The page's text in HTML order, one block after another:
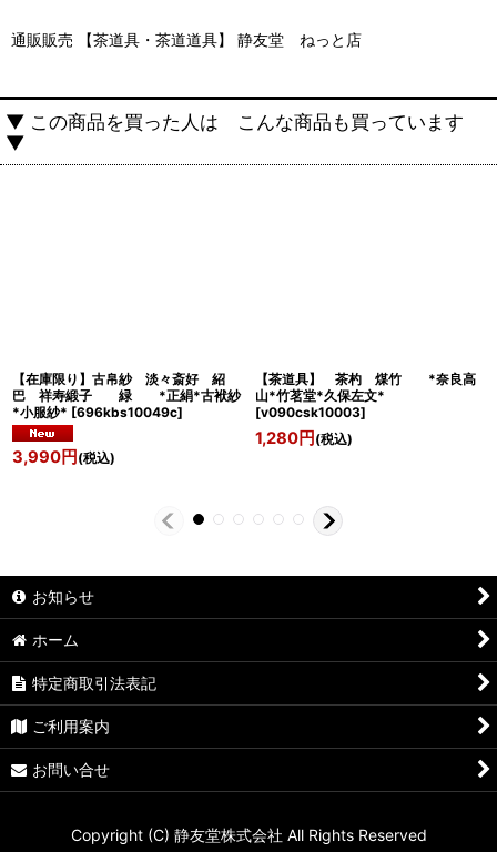
通販販売 【茶道具・茶道道具】 静友堂 ねっと店
▼ この商品を買った人は こんな商品も買っています
▼
【在庫限り】古帛紗 淡々斎好 紹
巴 祥寿緞子 緑 *正絹*古袱紗
*小服紗* [696kbs10049c]
3,990円 (税込)
【茶道具】 茶杓 煤竹 *奈良高
山*竹茗堂*久保左文*
[v090csk10003]
1,280円 (税込)
お知らせ
ホーム
特定商取引法表記
ご利用案内
お問い合せ
Copyright (C) 静友堂株式会社 All Rights Reserved